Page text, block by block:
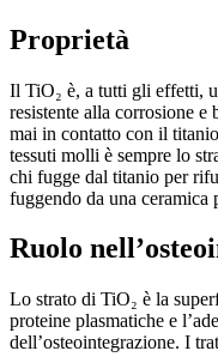
Proprietà
Il TiO₂ è, a tutti gli effetti,
resistente alla corrosione
mai in contatto con il
tessuti molli è sempre lo
chi fugge dal titanio per
fuggendo da una ceramica
Ruolo
Lo strato di TiO₂ è la
proteine plasmatiche e
dell’osteointegrazione. I